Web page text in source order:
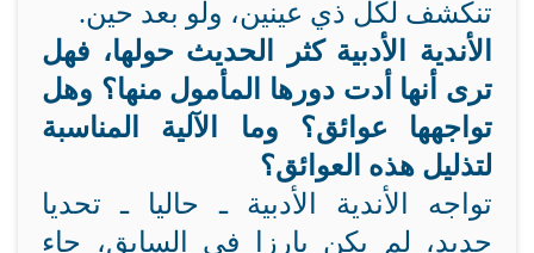
تنكشف لكل ذي عينين، ولو بعد حين.
الأندية الأدبية كثر الحديث حولها، فهل
ترى أنها أدت دورها المأمول منها؟ وهل
تواجهها عوائق؟ وما الآلية المناسبة
لتذليل هذه العوائق؟
تواجه الأندية الأدبية ـ حاليا ـ تحديا
جديد، لم يكن بارزا في السابق، جاء